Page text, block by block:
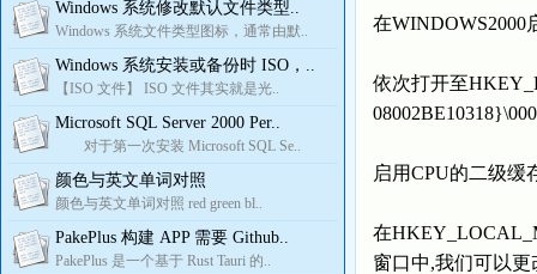
Windows 系统修改默认文件类型..
Windows 系统文件类型图标，通常由默..
Windows 系统安装或备份时 ISO，..
【ISO 文件】 ISO 文件其实就是光..
Microsoft SQL Server 2000 Per..
对于第一次安装 Microsoft SQL Se..
颜色与英文单词对照
颜色与英文单词对照 red green bl..
PakePlus 构建 APP 需要 Github..
PakePlus 是一个基于 Rust Tauri 的..
在WINDOWS2000
依次打开至
启用CPU的二级缓
在
窗口中,我们可以更